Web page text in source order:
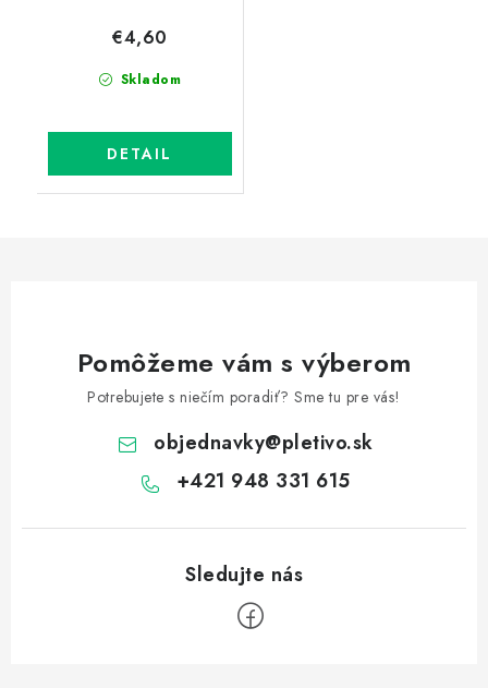
Skladom
€4,60
DETAIL
Pomôžeme vám s výberom
Potrebujete s niečím poradiť? Sme tu pre vás!
objednavky@pletivo.sk
+421 948 331 615